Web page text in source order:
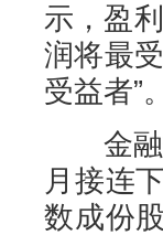
示，盈
润将最
受益者”。
金融
月接连
数成份